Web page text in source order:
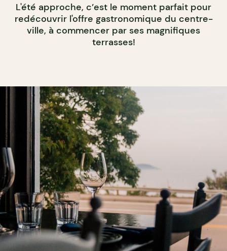
L'été approche, c’est le moment parfait pour
redécouvrir l'offre gastronomique du centre-
ville, à commencer par ses magnifiques
terrasses!